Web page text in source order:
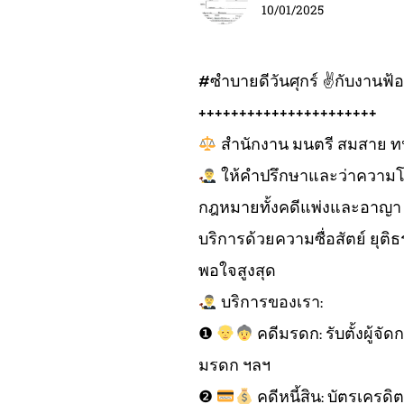
10/01/2025
#ซำบายดีวันศุกร์ ✌กับงานฟ้
++++++++++++++++++++++
สำนักงาน มนตรี สมสาย
ให้คำปรึกษาและว่าความ
กฎหมายทั้งคดีแพ่งและอาญ
บริการด้วยความซื่อสัตย์ ยุติ
พอใจสูงสุด
บริการของเรา:
❶
คดีมรดก: รับตั้งผู้จัด
มรดก ฯลฯ
❷
คดีหนี้สิน: บัตรเครดิ